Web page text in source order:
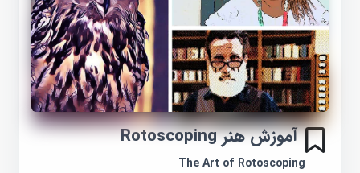
آموزش هنر Rotoscoping
The Art of Rotoscoping